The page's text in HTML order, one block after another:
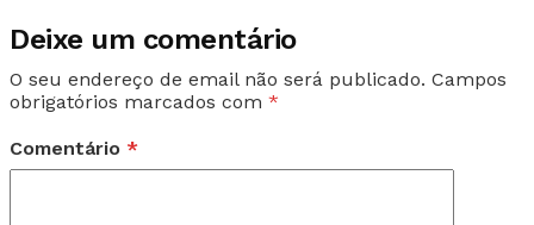
Deixe um comentário
O seu endereço de email não será publicado. Campos
obrigatórios marcados com *
Comentário *